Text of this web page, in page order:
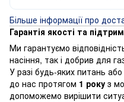
Більше інформації про
Гарантія якості та
Ми гарантуємо
насіння, так і добрив для
У разі будь-яких питань
до нас протягом 1 року з
допоможемо вирішити